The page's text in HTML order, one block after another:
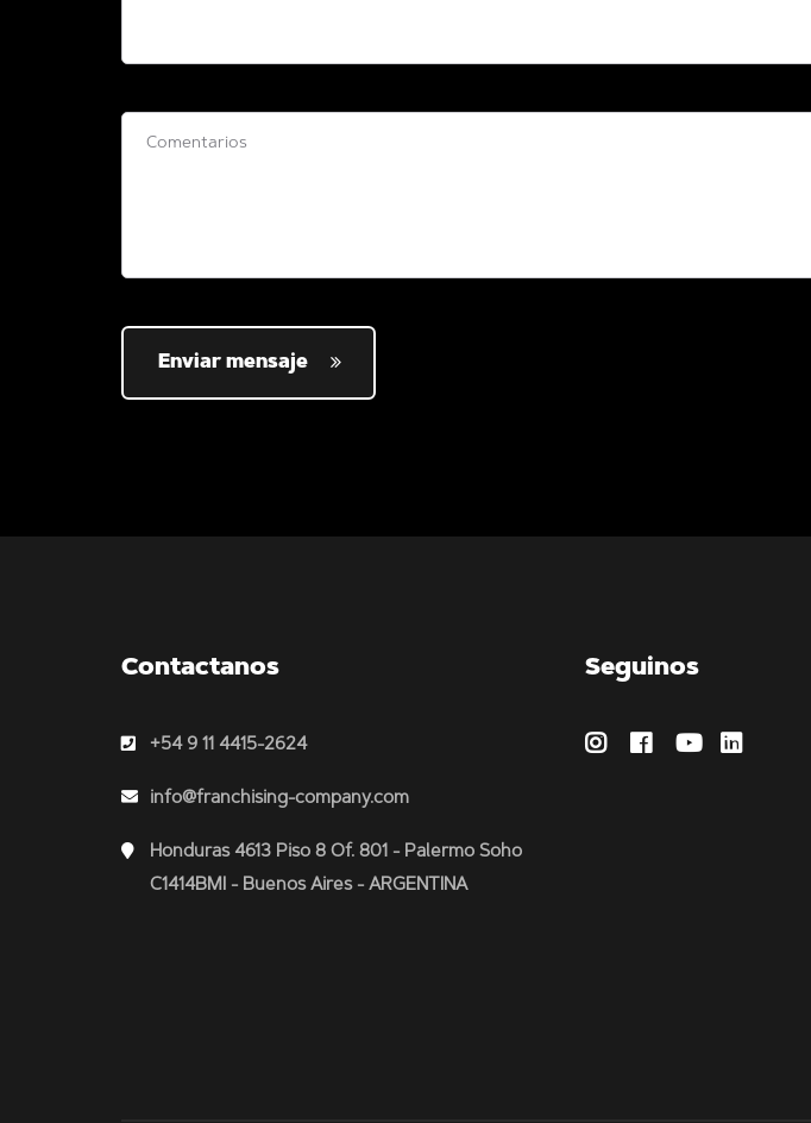
Enviar mensaje
Contactanos
+54 9 11 4415-2624
info@franchising-company.com
Honduras 4613 Piso 8 Of. 801 - Palermo Soho
C1414BMI - Buenos Aires - ARGENTINA
Seguinos